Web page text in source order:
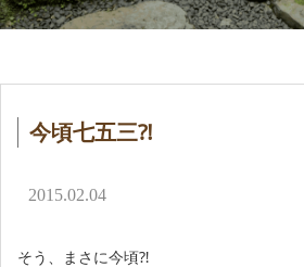
オンラインショップ
アクセス
今頃七五三⁈
2015.02.04
そう、まさに今頃⁈